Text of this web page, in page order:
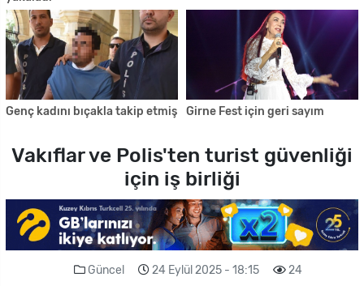
Genç kadını bıçakla takip etmiş Girne Fest için geri sayım
Vakıflar ve Polis'ten turist güvenliği
için iş birliği
Güncel 24 Eylül 2025 - 18:15 24